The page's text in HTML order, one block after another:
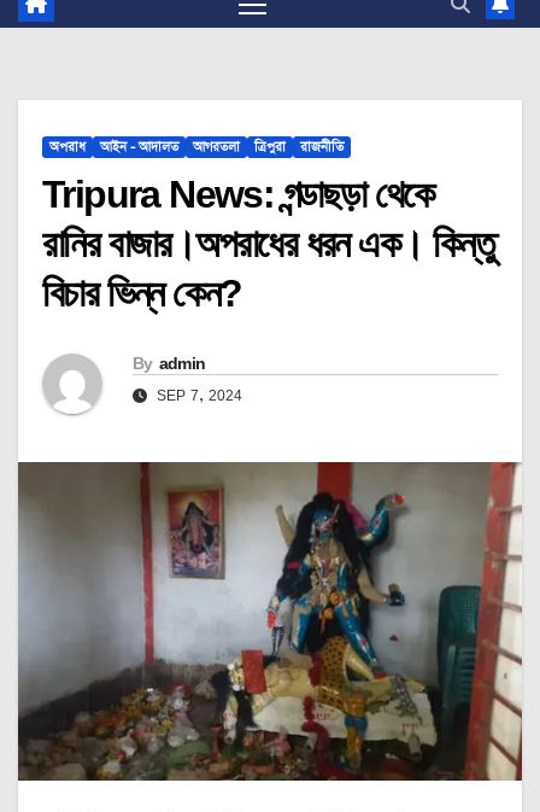
অপরাধ আইন - আদালত আগরতলা ত্রিপুরা রাজনীতি
Tripura News: গন্ডাছড়া থেকে
রানির বাজার।অপরাধের ধরন এক। কিন্তু
বিচার ভিন্ন কেন?
By admin
SEP 7, 2024